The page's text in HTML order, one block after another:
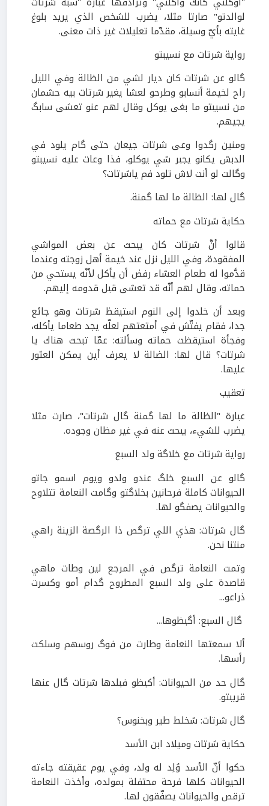
لوالدتو" صارتا مثلا، يضرب للشخص الذي يريد بلوغ
غايته بأيّ وسيلة، مقدّما تعليلات غير ذات معنى.
رواية شرتات مع نسيبتو
گالو عن شرتات كان ديار لشي من الظالة وفي الليل
راح لخيمة أنسابو وطرحو لعشا يغير شرتات بيه حشمان
من نسيبتو ما بغى يوكل وقال لهم عنو تعشى سابگ
يجيهم.
ومنين رگدوا وعى شرتات جيعان حتى گام يلود في
الدبش يكانو يجبر شي يوكلو، فذا وعات عليه نسيبتو
وگالت لو أنت لاش تلود فم ياشرتات؟
گال لها: الظالة ما لها گمنة.
حكاية شرتات مع حماته
قالوا أنَّ شرتات كان يبحث عن بعض المواشي
المفقودة، وفي الليل نزل عند خيمة أهل زوجته وعندما
قدَّموا له طعام العشاء رفض أن يأكل لأنّه يستحي من
حماته، وقال لهم أنّه قد تعشى قبل قدومه إليهم.
وبعد أن خلدوا إلى النوم استيقظ شرتات وهو جائع
جدا، فقام يفتّش في أمتعتهم لعلّه يجد طعاما يأكله،
وفجأة استيقظت حماته وسألته: عمّا تبحث هناك يا
شرتات؟ قال لها: الضالة لا يعرف أين يمكن العثور
عليها.
تعقيب
عبارة "الظالة ما لها گمنة گال شرتات"، صارت مثلا
يضرب للشيء، يبحث عنه في غير مظان وجوده.
رواية شرتات مع خلاگة ولد السبع
گالو عن السبع خلگ عندو ولدو ويوم اسمو جاتو
الحيوانات كاملة فرحانين بخلاگتو وگامت النعامة تتلاوح
والحيوانات يصفگو لها.
گال شرتات: هذي اللي ترگص ذا الرگصة الزينة راهي
منتنا نحن.
وتمت النعامة ترگص في المرجع لين وطات ماهي
قاصدة على ولد السبع المطروح گدام أمو وكسرت
ذراعو...
گال السبع: أگبظوها...
ألا سمعتها النعامة وطارت من فوگ روسهم وسلكت
رأسها.
گال حد من الحيوانات: أكبظو فبلدها شرتات گال عنها
قريبتو.
گال شرتات: شخلط طير وبخنوس؟
حكاية شرتات وميلاد ابن الأسد
حكوا أنّ الأسد وُلِد له ولد، وفي يوم عقيقته جاءته
الحيوانات كلها فرحة محتفلة بمولده، وأخذت النعامة
ترقص والحيوانات يصفّقون لها.